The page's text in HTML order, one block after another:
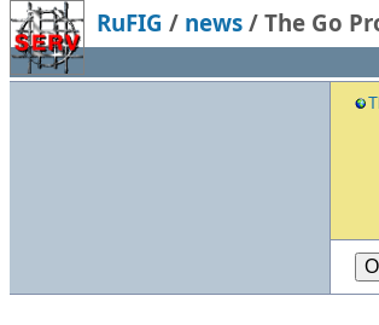
RuFIG / news / The Go